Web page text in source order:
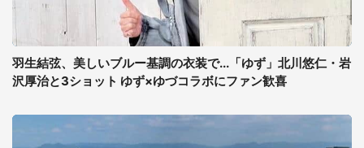
羽生結弦、美しいブルー基調の衣装で...「ゆず」北川悠仁・岩
沢厚治と3ショット ゆず×ゆづコラボにファン歓喜